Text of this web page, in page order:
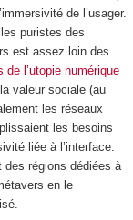
de l’usager.
puristes des
est assez loin des
de l’utopie numérique
valeur sociale (au
les réseaux
les besoins
liée à l’interface.
des régions dédiées à
en le